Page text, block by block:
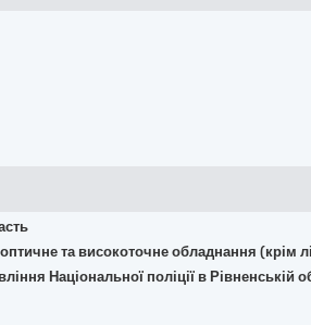
оптичне та високоточне обладнання (крім
Національної поліції в Рівненській